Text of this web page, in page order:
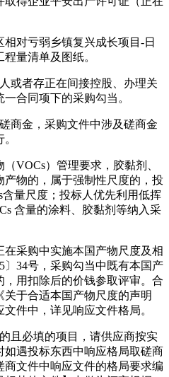
对亏弱乡镇复兴成长项目-日
量清单及图纸。
者存正在间接控股、办理关
合同项下的采购勾当。
金，采购文件中涉及磋商金
）管理要求，胶黏剂、
物的，属于强制性尺度的，投
量尺度；投标人优先利用低挥
含量的涂料、胶黏剂等纳入采
购中实施本国产物尺度及相
〕34号，采购勾当中既有本国产
用扣除后的价钱参取评审。合
于合适本国产物尺度的声明
件中，详见响应文件格局。
必填的项目，请供应商按实
遇投标东西中响应格局取磋商
文件中响应文件的格局要求编